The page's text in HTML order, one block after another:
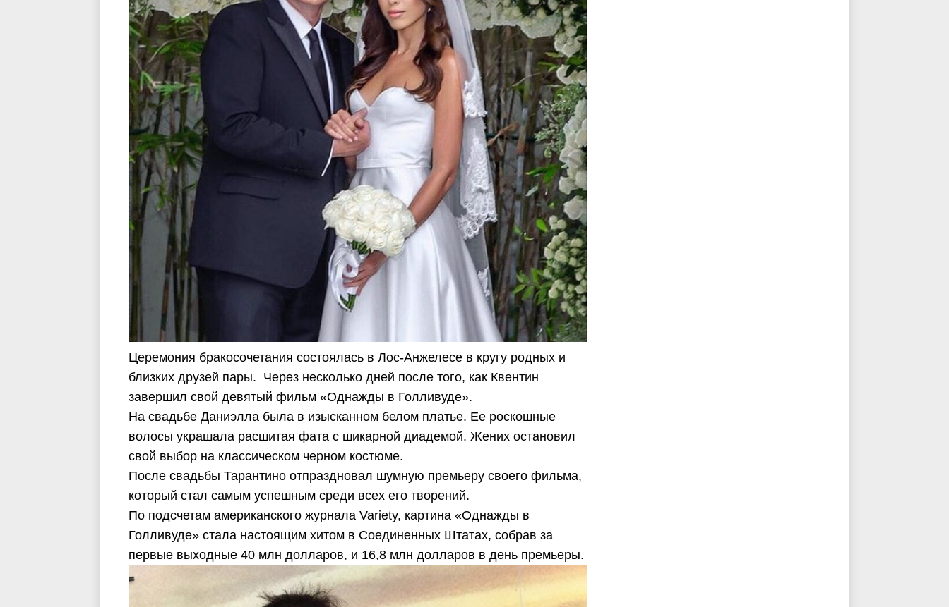
Церемония бракосочетания состоялась в Лос-Анжелесе в кругу родных и
близких друзей пары. Через несколько дней после того, как Квентин
завершил свой девятый фильм «Однажды в Голливуде».
На свадьбе Даниэлла была в изысканном белом платье. Ее роскошные
волосы украшала расшитая фата с шикарной диадемой. Жених остановил
свой выбор на классическом черном костюме.
После свадьбы Тарантино отпраздновал шумную премьеру своего фильма,
который стал самым успешным среди всех его творений.
По подсчетам американского журнала Variety, картина «Однажды в
Голливуде» стала настоящим хитом в Соединенных Штатах, собрав за
первые выходные 40 млн долларов, и 16,8 млн долларов в день премьеры.